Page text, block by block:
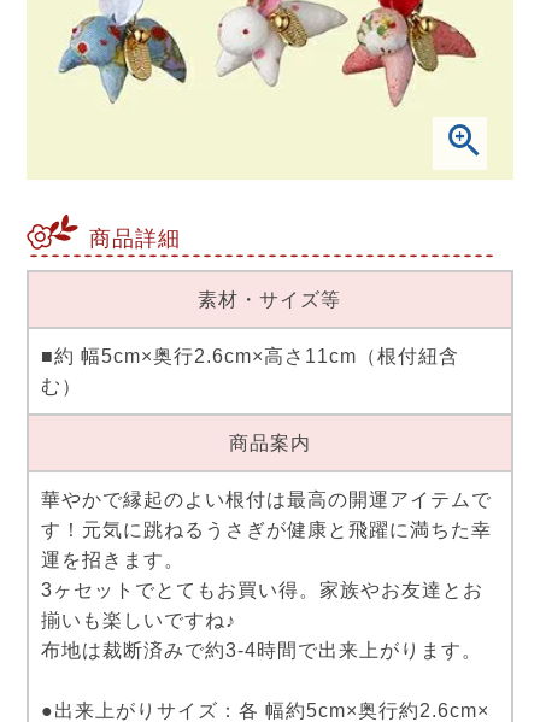
商品詳細
素材・サイズ等
■約 幅5cm×奥行2.6cm×高さ11cm（根付紐含
む）
商品案内
華やかで縁起のよい根付は最高の開運アイテムで
す！元気に跳ねるうさぎが健康と飛躍に満ちた幸
運を招きます。
3ヶセットでとてもお買い得。家族やお友達とお
揃いも楽しいですね♪
布地は裁断済みで約3-4時間で出来上がります。
●出来上がりサイズ：各 幅約5cm×奥行約2.6cm×